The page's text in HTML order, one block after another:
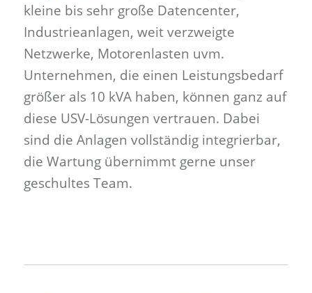
kleine bis sehr große Datencenter,
Industrieanlagen, weit verzweigte
Netzwerke, Motorenlasten uvm.
Unternehmen, die einen Leistungsbedarf
größer als 10 kVA haben, können ganz auf
diese USV-Lösungen vertrauen. Dabei
sind die Anlagen vollständig integrierbar,
die Wartung übernimmt gerne unser
geschultes Team.